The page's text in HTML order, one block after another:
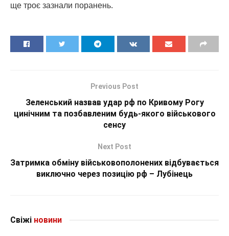
ще троє зазнали поранень.
Previous Post
Зеленський назвав удар рф по Кривому Рогу
цинічним та позбавленим будь-якого військового
сенсу
Next Post
Затримка обміну військовополонених відбувається
виключно через позицію рф – Лубінець
Свіжі новини